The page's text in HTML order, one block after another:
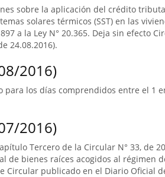
sobre la aplicación del crédito
solares térmicos (SST) en las
a la Ley N° 20.365. Deja sin efecto
24.08.2016).
2016)
para los días comprendidos entre el 1
2016)
Tercero de la Circular N° 33, de
de bienes raíces acogidos al régimen
Circular publicado en el Diario Oficial